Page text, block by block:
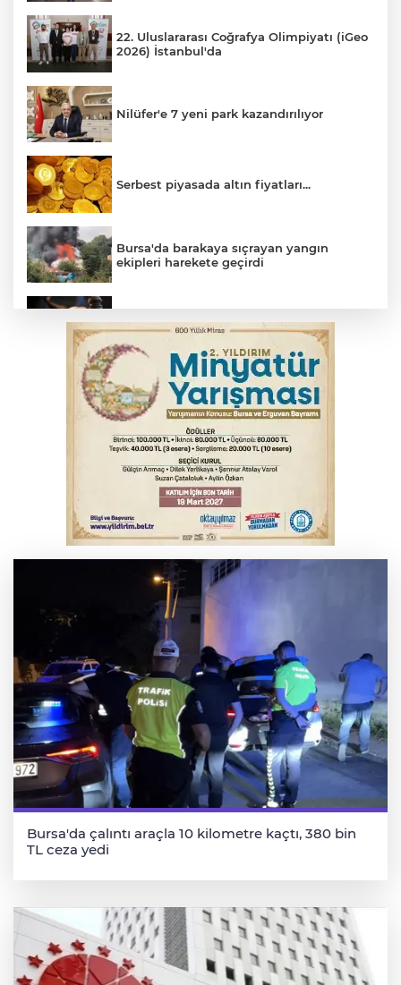
22. Uluslararası Coğrafya Olimpiyatı (iGeo
2026) İstanbul'da
Nilüfer'e 7 yeni park kazandırılıyor
Serbest piyasada altın fiyatları...
Bursa'da barakaya sıçrayan yangın
ekipleri harekete geçirdi
Yargıtay’dan primle çalışanlara müjde
TOFAŞ Basketbol'da sağlık kontrolleri
başladı
Bursa’da bugün hava nasıl olacak?
Osmangazi’de iş arayanlara destek
Bursa'da çalıntı araçla 10 kilometre kaçtı, 380 bin
TL ceza yedi